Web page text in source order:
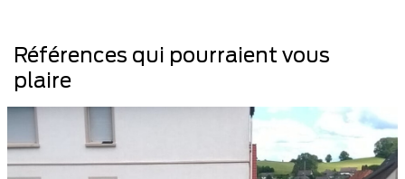
Références qui pourraient vous
plaire